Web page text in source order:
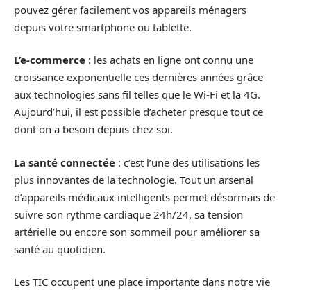
pouvez gérer facilement vos appareils ménagers
depuis votre smartphone ou tablette.
L’e-commerce : les achats en ligne ont connu une
croissance exponentielle ces dernières années grâce
aux technologies sans fil telles que le Wi-Fi et la 4G.
Aujourd’hui, il est possible d’acheter presque tout ce
dont on a besoin depuis chez soi.
La santé connectée : c’est l’une des utilisations les
plus innovantes de la technologie. Tout un arsenal
d’appareils médicaux intelligents permet désormais de
suivre son rythme cardiaque 24h/24, sa tension
artérielle ou encore son sommeil pour améliorer sa
santé au quotidien.
Les TIC occupent une place importante dans notre vie